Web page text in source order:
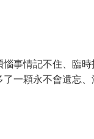
事情記不住、臨
一顆永不會遺忘